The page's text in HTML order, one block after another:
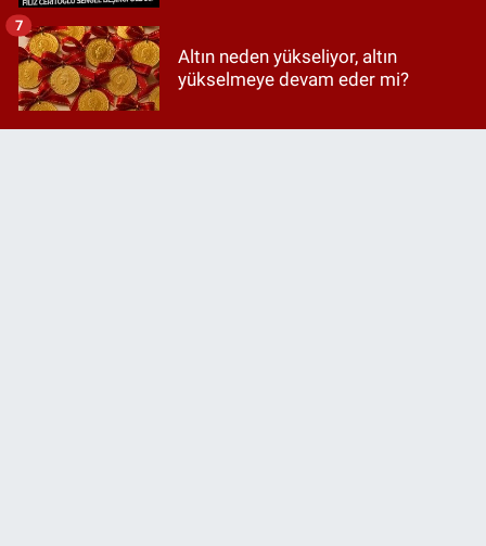
Altın neden yükseliyor, altın
yükselmeye devam eder mi?
7